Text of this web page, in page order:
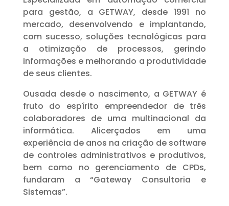
para gestão, a GETWAY, desde 1991 no
mercado, desenvolvendo e implantando,
com sucesso, soluções tecnológicas para
a otimização de processos, gerindo
informações e melhorando a produtividade
de seus clientes.
Ousada desde o nascimento, a GETWAY é
fruto do espírito empreendedor de três
colaboradores de uma multinacional da
informática. Alicerçados em uma
experiência de anos na criação de software
de controles administrativos e produtivos,
bem como no gerenciamento de CPDs,
fundaram a “Gateway Consultoria e
Sistemas”.